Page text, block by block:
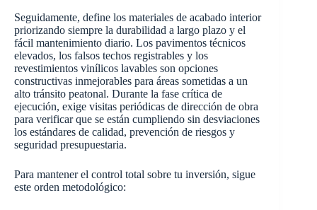
Seguidamente, define los materiales de acabado interior
priorizando siempre la durabilidad a largo plazo y el
fácil mantenimiento diario. Los pavimentos técnicos
elevados, los falsos techos registrables y los
revestimientos vinílicos lavables son opciones
constructivas inmejorables para áreas sometidas a un
alto tránsito peatonal. Durante la fase crítica de
ejecución, exige visitas periódicas de dirección de obra
para verificar que se están cumpliendo sin desviaciones
los estándares de calidad, prevención de riesgos y
seguridad presupuestaria.
Para mantener el control total sobre tu inversión, sigue
este orden metodológico: